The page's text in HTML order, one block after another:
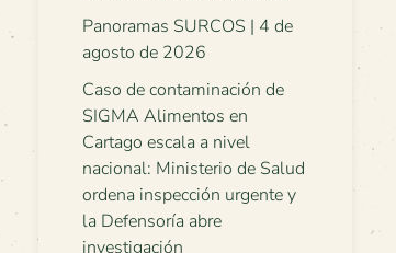
Panoramas SURCOS | 4 de
agosto de 2026
Caso de contaminación de
SIGMA Alimentos en
Cartago escala a nivel
nacional: Ministerio de Salud
ordena inspección urgente y
la Defensoría abre
investigación